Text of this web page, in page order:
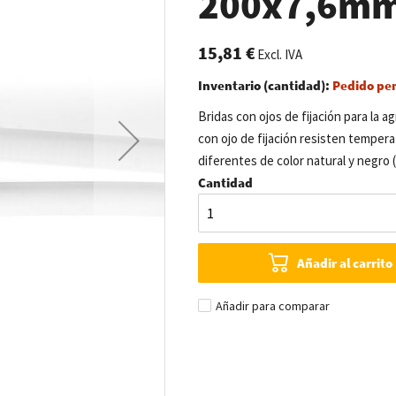
15,81 €Excl. IVA
Inventario (cantidad): Pedido
Bridas con ojos de fijación para la
con ojo de fijación resisten
diferentes de color natural y negro
Cantidad
Añadir al carrito
Añadir para comparar